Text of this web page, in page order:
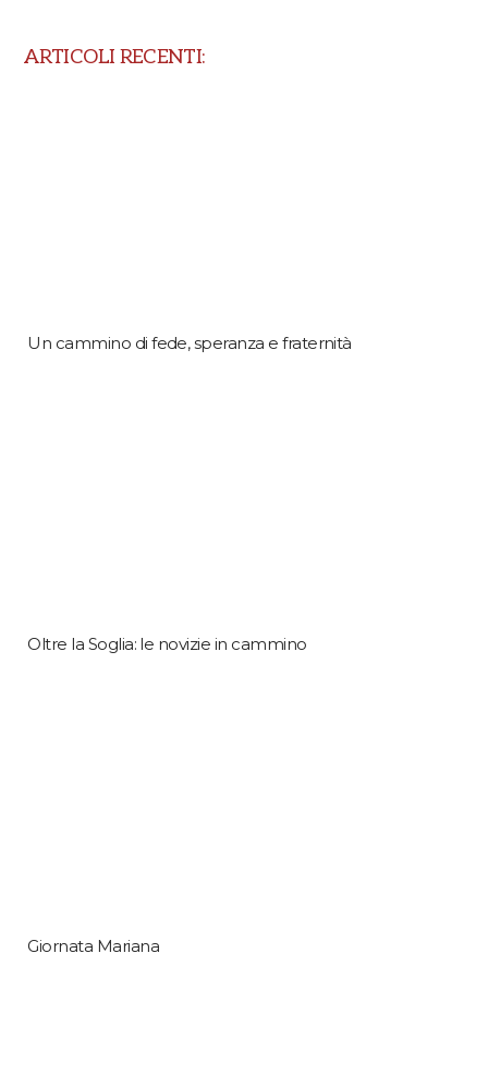
ARTICOLI RECENTI:
Un cammino di fede, speranza e fraternità
Oltre la Soglia: le novizie in cammino
Giornata Mariana